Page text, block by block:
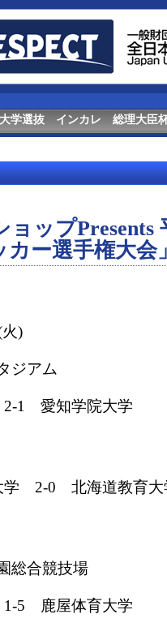
学選抜 インカレ 総理大臣
ョップPresents
カー選手権大会
)
ジアム
1 愛知学院大学
学 2-0 北海道教育
総合競技場
5 鹿屋体育大学